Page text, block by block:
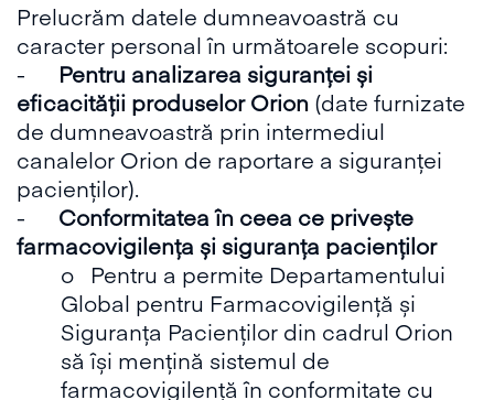
Prelucrăm datele dumneavoastră cu
caracter personal în următoarele scopuri:
- Pentru analizarea siguranței și
eficacității produselor Orion (date furnizate
de dumneavoastră prin intermediul
canalelor Orion de raportare a siguranței
pacienților).
- Conformitatea în ceea ce privește
farmacovigilența și siguranța pacienților
o Pentru a permite Departamentului
Global pentru Farmacovigilență și
Siguranța Pacienților din cadrul Orion
să își mențină sistemul de
farmacovigilență în conformitate cu